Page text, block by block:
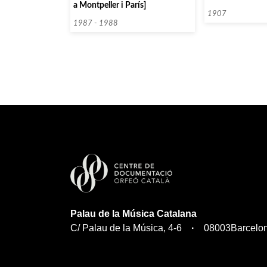
a Montpeller i París]
1987 - 1988
Tarrés Macià i
1907
Palau de la Música Catalana
C/ Palau de la Música, 4-6
08003